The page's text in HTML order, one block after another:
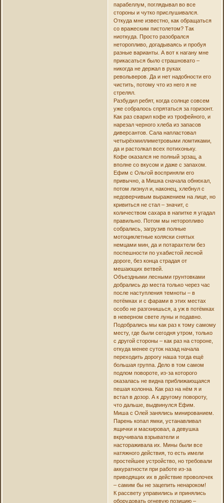
парабеллум, поглядывал во все
стороны и чутко прислушивался.
Откуда мне известно, как обращаться
со вражеским пистолетом? Так
ниоткуда. Просто разобрался
неторопливо, догадываясь и пробуя
разные варианты. А вот к нагану мне
прикасаться было страшновато –
никогда не держал в руках
револьверов. Да и нет надобности его
чистить, потому что из него я не
стрелял.
Разбудил ребят, когда солнце совсем
уже собралось спрятаться за горизонт.
Как раз сварил кофе из трофейного, и
нарезал черного хлеба из запасов
диверсантов. Сала напластовал
четырёхмиллиметровыми ломтиками,
да и растолкал всех потихоньку.
Кофе оказался не полный эрзац, а
вполне со вкусом и даже с запахом.
Ефим с Ольгой восприняли его
привычно, а Мишка сначала обнюхал,
потом лизнул и, наконец, хлебнул с
недоверчивым выражением на лице, но
кривиться не стал – значит, с
количеством сахара в напитке я угадал
правильно. Потом мы неторопливо
собрались, загрузив полные
мотоциклетные коляски снятых
немцами мин, да и потарахтели без
поспешности по ухабистой лесной
дороге, без конца страдая от
мешающих ветвей.
Объездными лесными грунтовками
добрались до места только через час
после наступления темноты – в
потёмках и с фарами в этих местах
особо не разгонишься, а уж в потёмках
в неверном свете луны и подавно.
Подобрались мы как раз к тому самому
месту, где были сегодня утром, только
с другой стороны – как раз на стороне,
откуда менее суток назад начала
переходить дорогу наша тогда ещё
большая группа. Дело в том самом
подлом повороте, из-за которого
оказалась не видна приближающаяся
пешая колонна. Как раз на нём я и
встал в дозор. А к другому повороту,
что дальше, выдвинулся Ефим.
Миша с Олей занялись минированием.
Парень копал ямки, устанавливал
ящички и маскировал, а девушка
вкручивала взрыватели и
настораживала их. Мины были все
натяжного действия, то есть имели
простейшее устройство, но требовали
аккуратности при работе из-за
приводящих их в действие проволочек
– самим бы не зацепить ненароком!
К рассвету управились и принялись
оборудовать огневую позицию –